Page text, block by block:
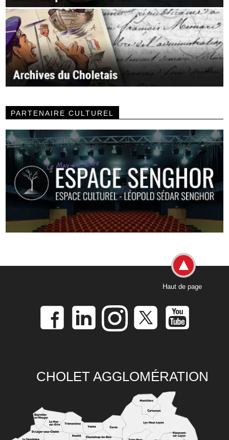
PARTENAIRE CULTUREL
Haut de page
CHOLET AGGLOMÉRATION